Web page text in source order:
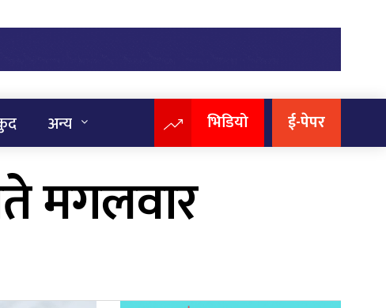
अन्य भिडियो ई-पेपर
मगलवार